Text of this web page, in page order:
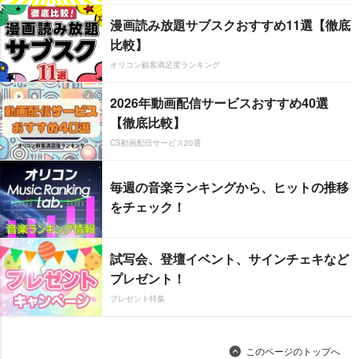
漫画読み放題サブスクおすすめ11選【徹底
比較】
オリコン顧客満足度ランキング
2026年動画配信サービスおすすめ40選
【徹底比較】
CS動画配信サービス20選
毎週の音楽ランキングから、ヒットの推移
をチェック！
試写会、登壇イベント、サインチェキなど
プレゼント！
プレゼント特集
このページのトップへ